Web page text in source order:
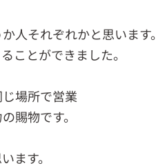
人それぞれかと思います。
ことができました。
場所で営業
賜物です。
ます。